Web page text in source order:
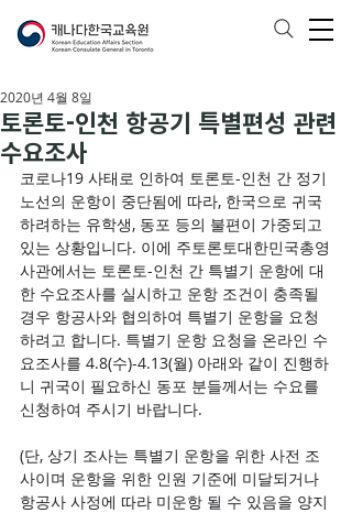
토론토-인천 항공기 특별편성 관련
수요조사
2020년 4월 8일
코로나19 사태로 인하여 토론토-인천 간 정기
노선의 운항이 중단됨에 따라, 한국으로 귀국
하려하는 유학생, 동포 등의 불편이 가중되고
있는 상황입니다. 이에 주토론토대한민국총영
사관에서는 토론토-인천 간 특별기 운항에 대
한 수요조사를 실시하고 운항 조건이 충족될
경우 항공사와 협의하여 특별기 운항을 요청
하려고 합니다. 특별기 운항 요청을 온라인 수
요조사를 4.8(수)-4.13(월) 아래와 같이 진행하
니 귀국이 필요하신 동포 분들께서는 수요를
신청하여 주시기 바랍니다.
(단, 상기 조사는 특별기 운항을 위한 사전 조
사이며 운항을 위한 인원 기준에 미달되거나
항공사 사정에 따라 미운항 될 수 있음을 양지